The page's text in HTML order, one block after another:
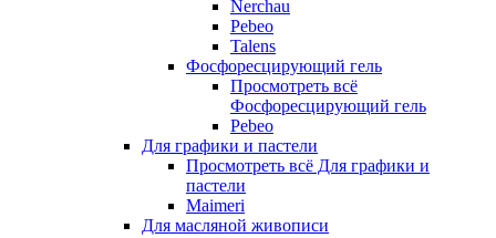
Nerchau
Pebeo
Talens
Фосфоресцирующий гель
Просмотреть всё
Фосфоресцирующий гель
Pebeo
Для графики и пастели
Просмотреть всё Для графики и
пастели
Maimeri
Для масляной живописи